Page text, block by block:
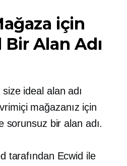
için
Alan Adı
ideal alan adı
mağazanız için
sorunsuz bir alan adı.
tarafından Ecwid ile